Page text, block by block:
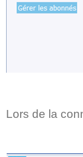
Lors de la